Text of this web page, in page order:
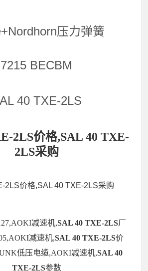
压力弹簧
7215 BECBM
40 TXE-2LS
2LS价格,SAL 40 TXE-
2LS采购
2LS价格,SAL 40 TXE-2LS采购
减速机,SAL 40 TXE-2LS厂
减速机,SAL 40 TXE-2LS价
低压电缆,AOKI减速机,SAL 40
TXE-2LS参数